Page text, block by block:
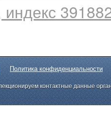
Политика конфиденциальности
контактные данные